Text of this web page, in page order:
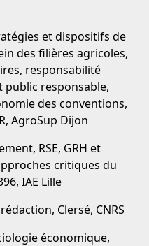
et dispositifs de
des filières agricoles,
responsabilité
public responsable,
des conventions,
AgroSup Dijon
RSE, GRH et
critiques du
IAE Lille
Clersé, CNRS
économique,